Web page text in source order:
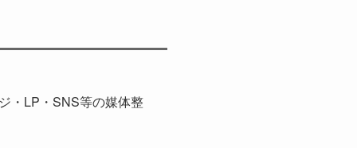
・LP・SNS等の媒体整